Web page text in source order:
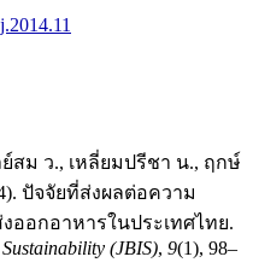
ม ว., เหลี่ยมปรีชา น., ฤกษ์
ปัจจัยที่ส่งผลต่อความ
ออกอาหารในประเทศไทย.
(JBIS), 9(1), 98–